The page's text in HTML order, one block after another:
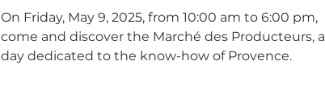
On Friday, May 9, 2025, from 10:00 am to 6:00 pm,
come and discover the Marché des Producteurs, a
day dedicated to the know-how of Provence.